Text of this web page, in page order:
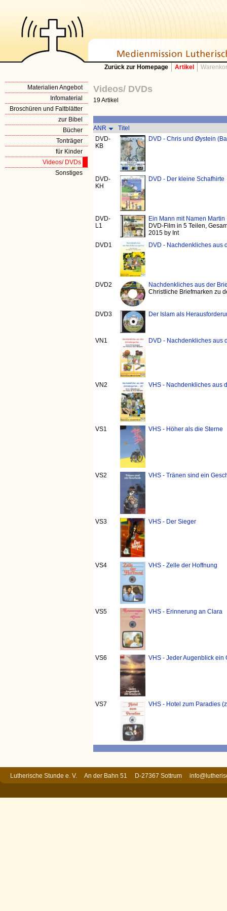
Zurück zur Homepage Artikel
Materialien Angebot
Infomaterial
Broschüren und Faltblätter
zur Bibel
Bücher
Tonträger
für Kinder
Videos/ DVDs
Sonstiges
Videos/ DVDs
19 Artikel
ANR
Titel
DVD-
KB
DVD - Chris und Øystein
DVD-
KH
DVD - Der kleine Schafhirte
DVD-
L1
Ein Mann mit Namen Martin
DVD-Film in 5 Teilen,
2015 by Int
DVD1
DVD - Nachdenkliches aus
DVD2
Nachdenkliches aus der
Christliche Briefmarken zu
DVD3 Der Islam als
VN1 DVD - Nachdenkliches aus
VN2 VHS - Nachdenkliches aus
VS1 VHS - Höher als die Sterne
VS2 VHS - Tränen sind ein
VS3 VHS - Der Sieger
VS4 VHS - Zelle der Hoffnung
VS5 VHS - Erinnerung an Clara
VS6 VHS - Jeder Augenblick ein
VS7 VHS - Hotel zum Paradies
Lutherische Stunde e. V. An der Bahn 51 D-27367 Sottrum